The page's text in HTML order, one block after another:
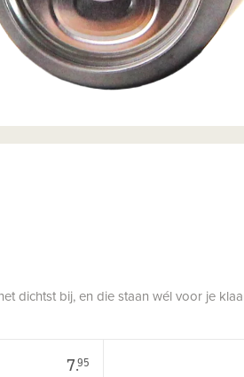
dichtst bij, en die staan wél voor je
7.95